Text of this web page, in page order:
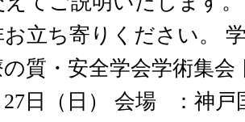
お立ち寄りください。
の質・安全学会学術集
27日（日） 会場 ：神戸